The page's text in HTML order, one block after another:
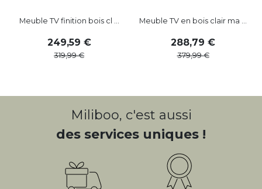
Meuble TV finition bois cl ...
249,59
319,99
Meuble TV en bois clair ma ...
288,79
379,99
Miliboo, c'est aussi
des services uniques !